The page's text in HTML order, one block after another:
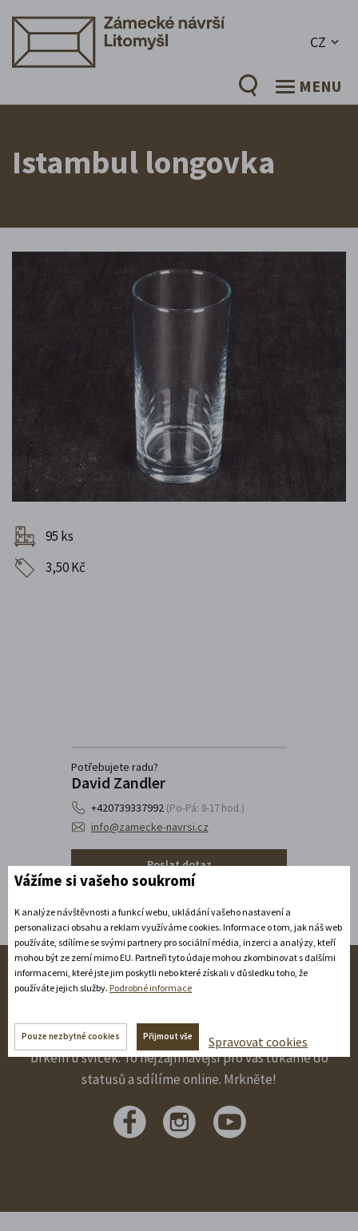
CZ
MENU
Istambul longovka
95 ks
3,50 Kč
Potřebujete radu?
David Zandler
+420739337992 (Po-Pá: 8-17 hod.)
info@zamecke-navrsi.cz
Poslat dotaz
Sledujte nás na sítích!
Spravujeme sice historické památky, ale zprávy nepíšeme
brkem u svíček. To nejzajímavější pro vás ťukáme do
statusů a sdílíme online. Mrkněte!
Vážíme si vašeho soukromí
K analýze návštěvnosti a funkcí webu, ukládání vašeho nastavení a
personalizaci obsahu a reklam využíváme cookies. Informace o tom, jak náš web
používáte, sdílíme se svými partnery pro sociální média, inzerci a analýzy, kteří
mohou být ze zemí mimo EU. Partneři tyto údaje mohou zkombinovat s dalšími
informacemi, které jste jim poskytli nebo které získali v důsledku toho, že
používáte jejich služby. Podrobné informace
Pouze nezbytné cookies Přijmout vše Spravovat cookies